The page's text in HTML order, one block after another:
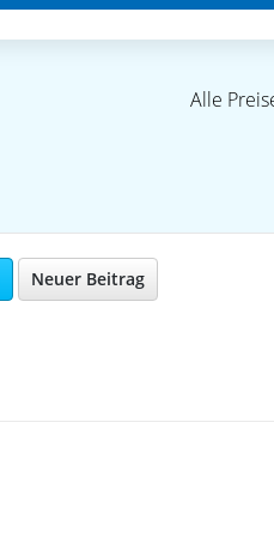
Alle
Neuer Beitrag